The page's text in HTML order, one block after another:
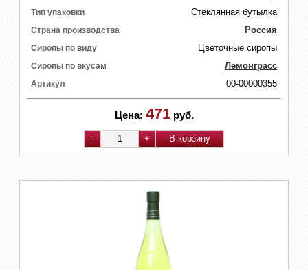
Тип упаковки Стеклянная бутылка
Страна производства Россия
Сиропы по виду Цветочные сиропы
Сиропы по вкусам Лемонграсс
Артикул 00-00000355
Цена: 471 руб.